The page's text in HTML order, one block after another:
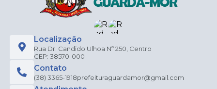
Localização
Rua Dr. Candido Ulhoa Nº 250, Centro
CEP: 38570-000
Contato
(38) 3365-1918prefeituraguardamor@gmail.com